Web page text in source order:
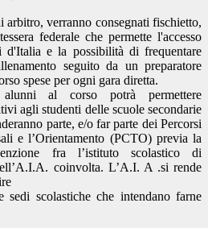
verranno consegnati fischietto,
federale che permette l'accesso
e la possibilità di frequentare
seguito da un preparatore
spese per ogni gara diretta.
al corso potrà permettere
agli studenti delle scuole secondarie
parte, e/o far parte dei Percorsi
e l’Orientamento (PCTO) previa la
fra l’istituto scolastico di
coinvolta. L’A.I. A .si rende
sedi scolastiche che intendano farne